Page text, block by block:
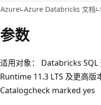
Azure Azure Databricks 文档
参数
适用对象： Databricks SQL
Runtime 11.3 LTS 及更高版
Catalogcheck marked yes